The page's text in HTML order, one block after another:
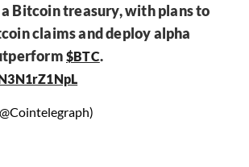
Bitcoin treasury, with plans to
claims and deploy alpha
$BTC.